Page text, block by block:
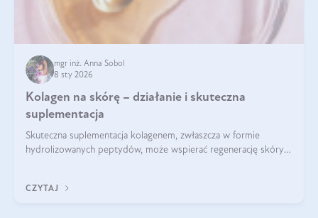
mgr inż. Anna Sobol
8 sty 2026
Kolagen na skórę – działanie i skuteczna
suplementacja
Skuteczna suplementacja kolagenem, zwłaszcza w formie
hydrolizowanych peptydów, może wspierać regenerację skóry i
CZYTAJ